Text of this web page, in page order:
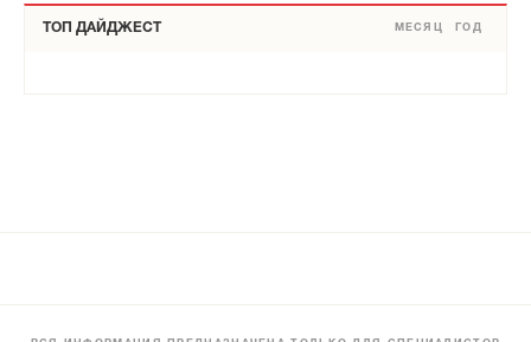
ТОП ДАЙДЖЕСТ МЕСЯЦ ГОД